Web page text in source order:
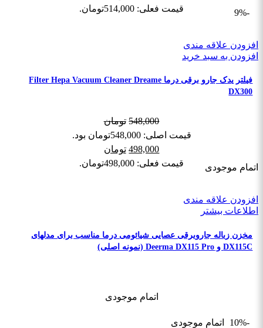
قیمت فعلی: 514,000تومان.
-9%
افزودن علاقه مندی
افزودن به سبد خرید
فیلتر یدک جارو برقی درما Filter Hepa Vacuum Cleaner Dreame
DX300
548,000 تومان
قیمت اصلی: 548,000تومان بود.
498,000 تومان
قیمت فعلی: 498,000تومان.
اتمام موجودی
افزودن علاقه مندی
اطلاعات بیشتر
مخزن زباله جاروبرقی عصایی شیائومی درما مناسب برای مدلهای
DX115C و Deerma DX115 Pro (نمونه اصلی)
اتمام موجودی
-10% اتمام موجودی